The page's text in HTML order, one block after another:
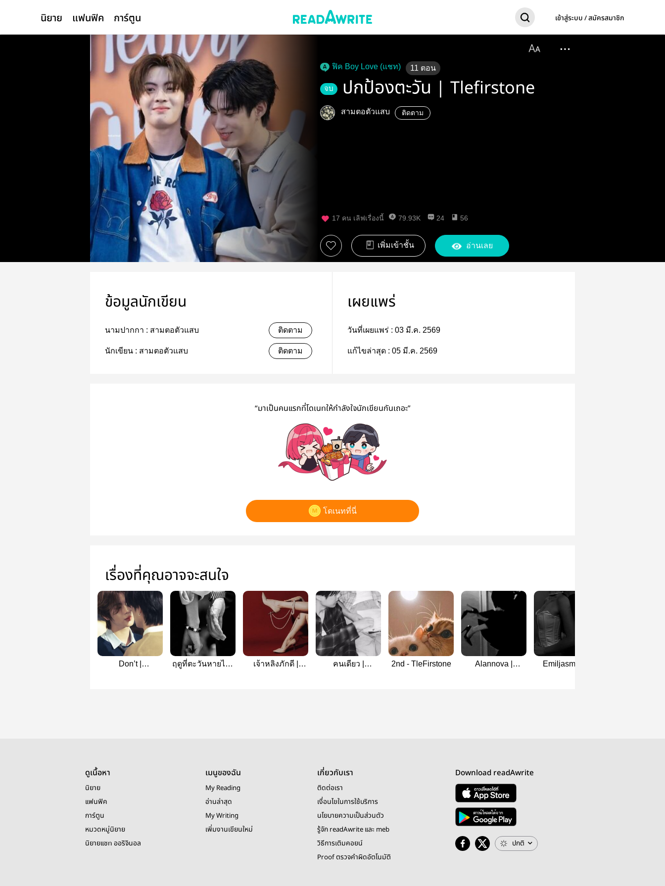
นิยาย แฟนฟิค การ์ตูน เข้าสู่ระบบ / สมัครสมาชิก
ฟิค Boy Love (แชท) 11 ตอน
จบ ปกป้องตะวัน | Tlefirstone
สามตอตัวแสบ ติดตาม
17 คน เลิฟเรื่องนี้ 79.93K 24 56
เพิ่มเข้าชั้น อ่านเลย
ข้อมูลนักเขียน
นามปากกา : สามตอตัวแสบ ติดตาม
นักเขียน : สามตอตัวแสบ ติดตาม
เผยแพร่
วันที่เผยแพร่ : 03 มี.ค. 2569
แก้ไขล่าสุด : 05 มี.ค. 2569
“มาเป็นคนแรกที่โดเนทให้กำลังใจนักเขียนกันเถอะ”
โดเนทที่นี่
เรื่องที่คุณอาจจะสนใจ
Don’t |
ฤดูที่ตะวันหายไป |
เจ้าหลิงภักดี |
คนเดียว |
2nd - TleFirstone
Alannova |
Emiljasmine |
ดูเนื้อหา
นิยาย
แฟนฟิค
การ์ตูน
หมวดหมู่นิยาย
นิยายแชท ออริจินอล
เมนูของฉัน
My Reading
อ่านล่าสุด
My Writing
เพิ่มงานเขียนใหม่
เกี่ยวกับเรา
ติดต่อเรา
เงื่อนไขในการใช้บริการ
นโยบายความเป็นส่วนตัว
รู้จัก readAwrite และ meb
วิธีการเติมคอยน์
Proof ตรวจคำผิดอัตโนมัติ
Download readAwrite
ปกติ